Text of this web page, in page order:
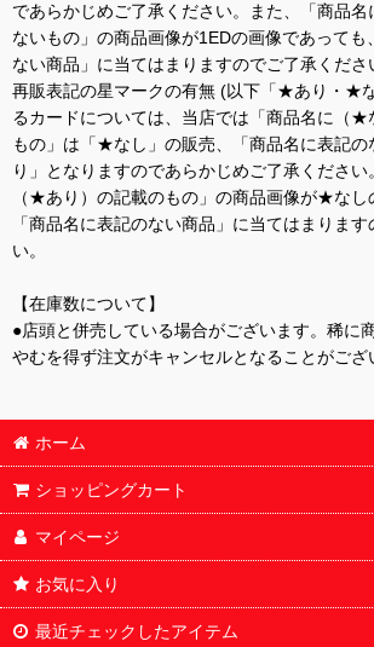
であらかじめご了承ください。また、「商品
ないもの」の商品画像が1EDの画像であっても
ない商品」に当てはまりますのでご了承くださ
再販表記の星マークの有無 (以下「★あり・★
るカードについては、当店では「商品名に（★
もの」は「★なし」の販売、「商品名に表記
り」となりますのであらかじめご了承くださ
（★あり）の記載のもの」の商品画像が★なし
「商品名に表記のない商品」に当てはまります
い。
【在庫数について】
●店頭と併売している場合がございます。稀に
やむを得ず注文がキャンセルとなることがござ
ホーム
ショッピングカート
マイページ
お気に入り
最近チェックしたアイテム